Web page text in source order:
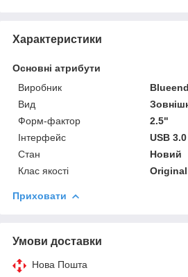
Характеристики
Основні атрибути
Виробник
Вид
Форм-фактор
2.5"
Інтерфейс
USB 3.0
Стан
Новий
Клас якості
Original
Приховати
Умови доставки
Нова Пошта